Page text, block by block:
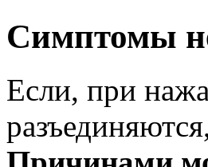
Симптомы
Если, при